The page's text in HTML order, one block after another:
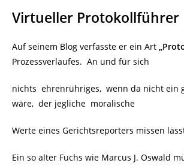
Virtueller Protokollführer
Auf seinem Blog verfasste er ein Art
Prozessverlaufes. An und für sich
nichts ehrenrühriges, wenn da nicht ein
wäre, der jegliche moralische
Werte eines Gerichtsreporters missen
Ein so alter Fuchs wie Marcus J. Oswald